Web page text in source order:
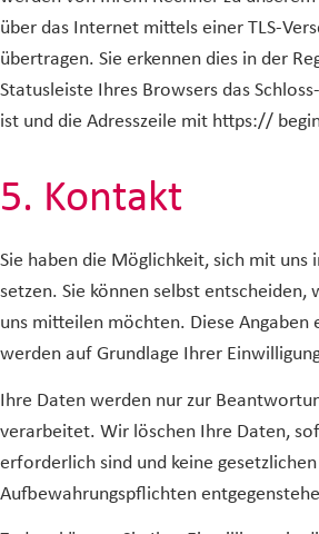
über das Internet mittels einer TLS-
übertragen. Sie erkennen dies in der
Statusleiste Ihres Browsers das
ist und die Adresszeile mit https://
5. Kontakt
Sie haben die Möglichkeit, sich mit uns
setzen. Sie können selbst entscheiden,
uns mitteilen möchten. Diese
werden auf Grundlage Ihrer
Ihre Daten werden nur zur
verarbeitet. Wir löschen Ihre Daten,
erforderlich sind und keine gesetzlichen
Aufbewahrungspflichten